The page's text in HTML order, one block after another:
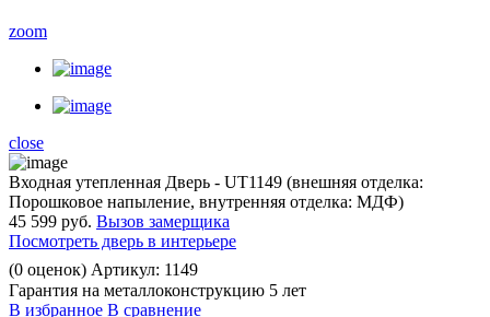
zoom
close
Входная утепленная Дверь - UT1149 (внешняя отделка:
Порошковое напыление, внутренняя отделка: МДФ)
45 599 руб. Вызов замерщика
Посмотреть дверь в интерьере
(0 оценок) Артикул: 1149
Гарантия на металлоконструкцию 5 лет
В избранное В сравнение